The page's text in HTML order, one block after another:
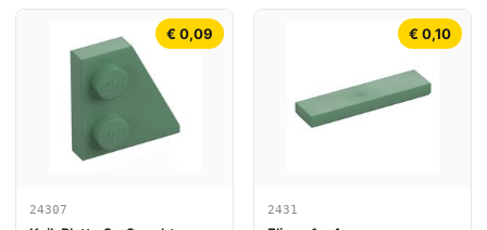
€ 0,09
24307
€ 0,10
2431